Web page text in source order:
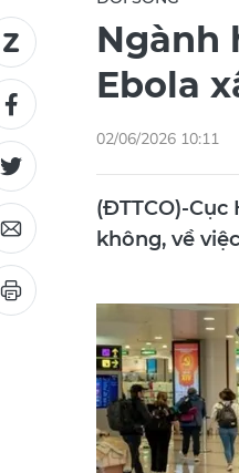
Ngành
Ebola
02/06/2026 10:11
(ĐTTCO)-
không, về